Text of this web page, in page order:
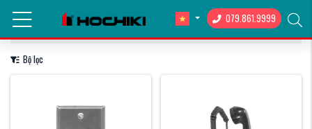
079.861.9999
Hiển thị:
Sắp xếp
Bộ lọc